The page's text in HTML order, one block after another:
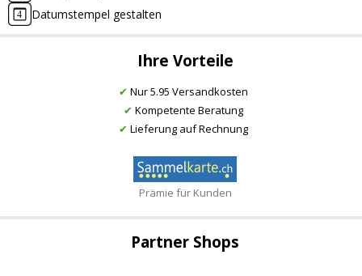
Datumstempel gestalten
Ihre Vorteile
✔ Nur 5.95 Versandkosten
✔ Kompetente Beratung
✔ Lieferung auf Rechnung
Prämie für Kunden
Partner Shops